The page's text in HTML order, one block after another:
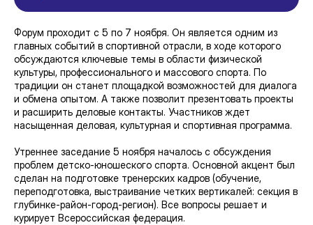
Форум проходит с 5 по 7 ноября. Он является одним из
главных событий в спортивной отрасли, в ходе которого
обсуждаются ключевые темы в области физической
культуры, профессионального и массового спорта. По
традиции он станет площадкой возможностей для диалога
и обмена опытом. А также позволит презентовать проекты
и расширить деловые контакты. Участников ждет
насыщенная деловая, культурная и спортивная программа.
Утреннее заседание 5 ноября началось с обсуждения
проблем детско-юношеского спорта. Основной акцент был
сделан на подготовке тренерских кадров (обучение,
переподготовка, выстраивание четких вертикалей: секция в
глубинке-район-город-регион). Все вопросы решает и
курирует Всероссийская федерация.